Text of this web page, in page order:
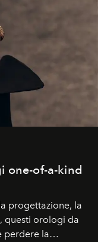
one-of-a-kind
progettazione, la
questi orologi da
perdere la